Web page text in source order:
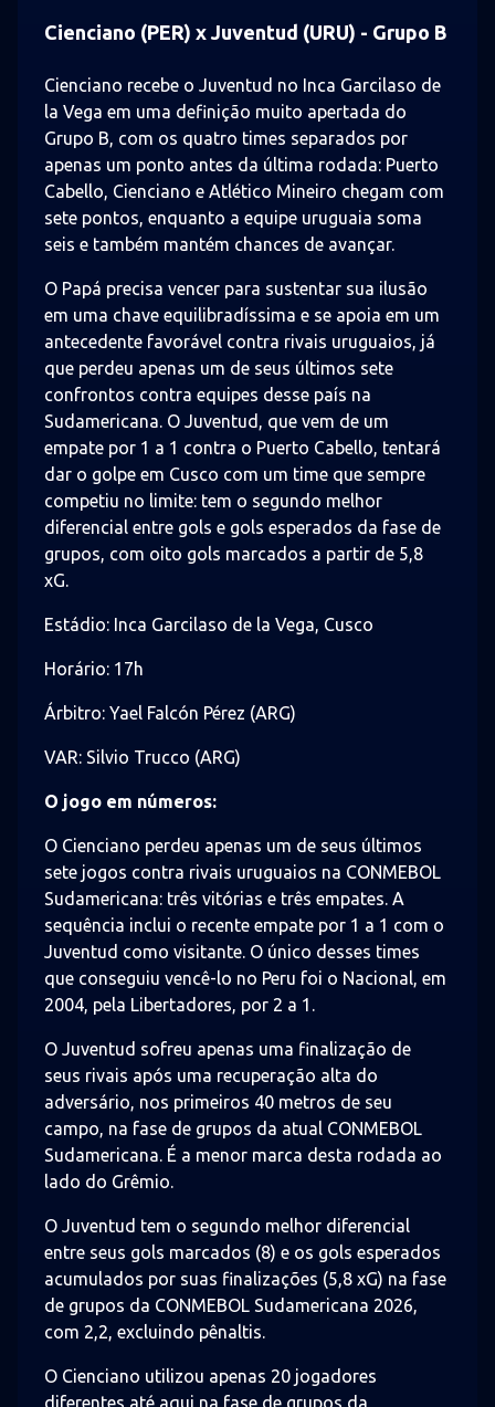
Cienciano (PER) x Juventud (URU) - Grupo B
Cienciano recebe o Juventud no Inca Garcilaso de
la Vega em uma definição muito apertada do
Grupo B, com os quatro times separados por
apenas um ponto antes da última rodada: Puerto
Cabello, Cienciano e Atlético Mineiro chegam com
sete pontos, enquanto a equipe uruguaia soma
seis e também mantém chances de avançar.
O Papá precisa vencer para sustentar sua ilusão
em uma chave equilibradíssima e se apoia em um
antecedente favorável contra rivais uruguaios, já
que perdeu apenas um de seus últimos sete
confrontos contra equipes desse país na
Sudamericana. O Juventud, que vem de um
empate por 1 a 1 contra o Puerto Cabello, tentará
dar o golpe em Cusco com um time que sempre
competiu no limite: tem o segundo melhor
diferencial entre gols e gols esperados da fase de
grupos, com oito gols marcados a partir de 5,8
xG.
Estádio: Inca Garcilaso de la Vega, Cusco
Horário: 17h
Árbitro: Yael Falcón Pérez (ARG)
VAR: Silvio Trucco (ARG)
O jogo em números:
O Cienciano perdeu apenas um de seus últimos
sete jogos contra rivais uruguaios na CONMEBOL
Sudamericana: três vitórias e três empates. A
sequência inclui o recente empate por 1 a 1 com o
Juventud como visitante. O único desses times
que conseguiu vencê-lo no Peru foi o Nacional, em
2004, pela Libertadores, por 2 a 1.
O Juventud sofreu apenas uma finalização de
seus rivais após uma recuperação alta do
adversário, nos primeiros 40 metros de seu
campo, na fase de grupos da atual CONMEBOL
Sudamericana. É a menor marca desta rodada ao
lado do Grêmio.
O Juventud tem o segundo melhor diferencial
entre seus gols marcados (8) e os gols esperados
acumulados por suas finalizações (5,8 xG) na fase
de grupos da CONMEBOL Sudamericana 2026,
com 2,2, excluindo pênaltis.
O Cienciano utilizou apenas 20 jogadores
diferentes até aqui na fase de grupos da